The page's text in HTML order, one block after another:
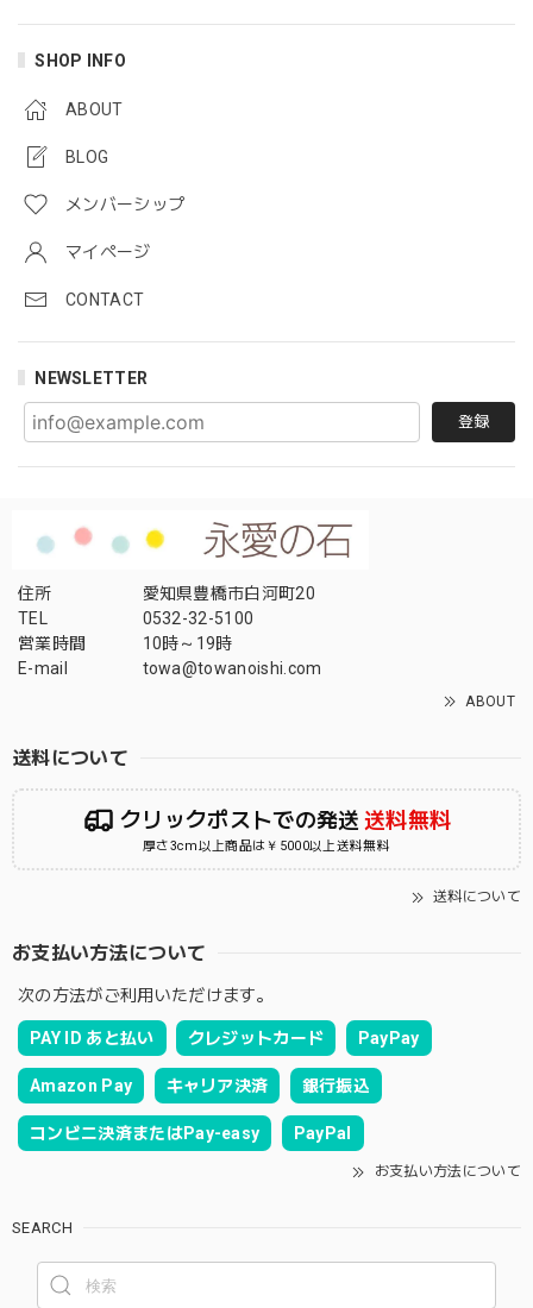
SHOP INFO
ABOUT
BLOG
メンバーシップ
マイページ
CONTACT
NEWSLETTER
登録
住所
愛知県豊橋市白河町20
TEL
0532-32-5100
営業時間
10時～19時
E-mail
towa@towanoishi.com
ABOUT
送料について
クリックポストでの発送 送料無料
厚さ3cm以上商品は￥5000以上送料無料
送料について
お支払い方法について
次の方法がご利用いただけます。
PAY ID あと払い クレジットカード PayPay
Amazon Pay キャリア決済 銀行振込
コンビニ決済またはPay-easy PayPal
お支払い方法について
SEARCH